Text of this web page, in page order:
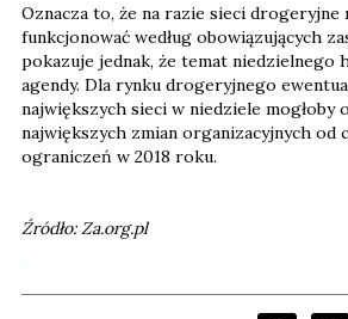
Oznacza to, że na razie sieci drogeryjne
funkcjonować według obowiązujących
pokazuje jednak, że temat niedzielnego
agendy. Dla rynku drogeryjnego
największych sieci w niedziele mogłoby
największych zmian organizacyjnych od
ograniczeń w 2018 roku.
Źródło: Za.org.pl